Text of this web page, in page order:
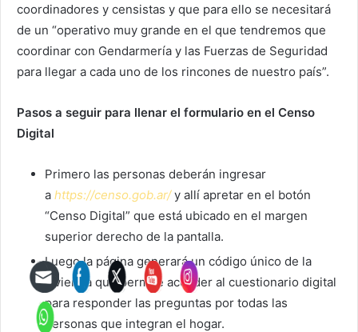
coordinadores y censistas y que para ello se necesitará
de un “operativo muy grande en el que tendremos que
coordinar con Gendarmería y las Fuerzas de Seguridad
para llegar a cada uno de los rincones de nuestro país”.
Pasos a seguir para llenar el formulario en el Censo
Digital
Primero las personas deberán ingresar
a https://censo.gob.ar/y allí apretar en el botón
“Censo Digital” que está ubicado en el margen
superior derecho de la pantalla.
Luego la página generará un código único de la
vivienda que permite acceder al cuestionario digital
para responder las preguntas por todas las
personas que integran el hogar.